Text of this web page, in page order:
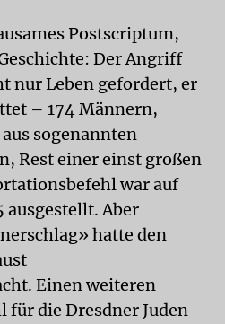
Postscriptum,
Der Angriff
nur Leben gefordert, er
– 174 Männern,
sogenannten
Rest einer einst großen
war auf
ausgestellt. Aber
hatte den
Einen weiteren
für die Dresdner Juden